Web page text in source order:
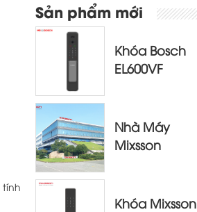
Sản phẩm mới
Khóa Bosch
EL600VF
Nhà Máy
Mixsson
Khóa Mixsson